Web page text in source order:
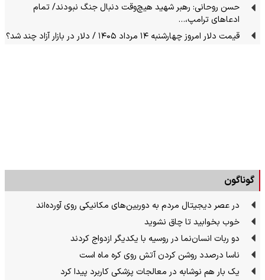
حسن روحانی: رهبر شهید هیچ‌وقت دنبال جنگ نبودند/ تمام
ادعاهای ترامپ،…
قیمت دلار امروز چهارشنبه ۱۴ مرداد ۱۴۰۵ / دلار در بازار آزاد چند شد؟
گوناگون
در عصر دیجیتال مردم به دوربین‌های مکانیکی روی آورده‌اند
خوب بخوابید تا چاق نشوید
دو ربات انسان‌نما در روسیه با یکدیگر ازدواج کردند
ناسا درصدد روشن کردن آتش روی کره ماه است
یک بار هم نوشابه در معالجات پزشکی کاربرد پیدا کرد